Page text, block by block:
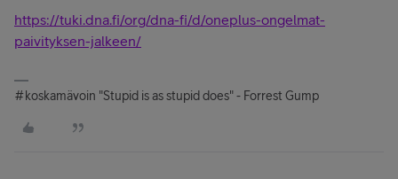
https://tuki.dna.fi/org/dna-fi/d/oneplus-ongelmat-
paivityksen-jalkeen/
#koskamävoin "Stupid is as stupid does" - Forrest Gump